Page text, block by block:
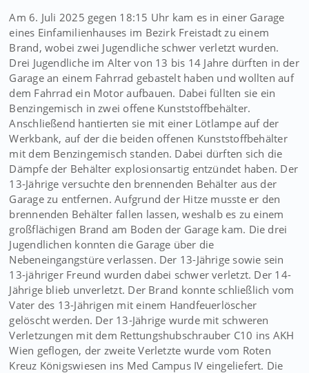
Am 6. Juli 2025 gegen 18:15 Uhr kam es in einer Garage
eines Einfamilienhauses im Bezirk Freistadt zu einem
Brand, wobei zwei Jugendliche schwer verletzt wurden.
Drei Jugendliche im Alter von 13 bis 14 Jahre dürften in der
Garage an einem Fahrrad gebastelt haben und wollten auf
dem Fahrrad ein Motor aufbauen. Dabei füllten sie ein
Benzingemisch in zwei offene Kunststoffbehälter.
Anschließend hantierten sie mit einer Lötlampe auf der
Werkbank, auf der die beiden offenen Kunststoffbehälter
mit dem Benzingemisch standen. Dabei dürften sich die
Dämpfe der Behälter explosionsartig entzündet haben. Der
13-Jährige versuchte den brennenden Behälter aus der
Garage zu entfernen. Aufgrund der Hitze musste er den
brennenden Behälter fallen lassen, weshalb es zu einem
großflächigen Brand am Boden der Garage kam. Die drei
Jugendlichen konnten die Garage über die
Nebeneingangstüre verlassen. Der 13-Jährige sowie sein
13-jähriger Freund wurden dabei schwer verletzt. Der 14-
Jährige blieb unverletzt. Der Brand konnte schließlich vom
Vater des 13-Jährigen mit einem Handfeuerlöscher
gelöscht werden. Der 13-Jährige wurde mit schweren
Verletzungen mit dem Rettungshubschrauber C10 ins AKH
Wien geflogen, der zweite Verletzte wurde vom Roten
Kreuz Königswiesen ins Med Campus IV eingeliefert. Die